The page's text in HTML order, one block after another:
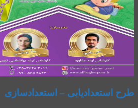
طرح استعدادیابی – استعدادسازی